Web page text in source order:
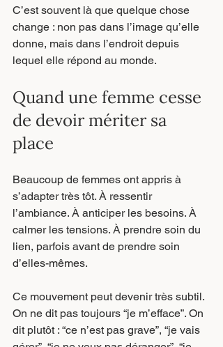
C’est souvent là que quelque chose
change : non pas dans l’image qu’elle
donne, mais dans l’endroit depuis
lequel elle répond au monde.
Quand une femme cesse
de devoir mériter sa
place
Beaucoup de femmes ont appris à
s’adapter très tôt. À ressentir
l’ambiance. À anticiper les besoins. À
calmer les tensions. À prendre soin du
lien, parfois avant de prendre soin
d’elles-mêmes.
Ce mouvement peut devenir très subtil.
On ne dit pas toujours “je m’efface”. On
dit plutôt : “ce n’est pas grave”, “je vais